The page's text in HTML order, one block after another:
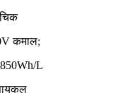
कमाल;
L